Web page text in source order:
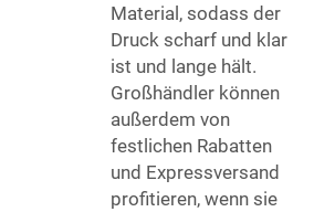
Material, sodass der
Druck scharf und klar
ist und lange hält.
Großhändler können
außerdem von
festlichen Rabatten
und Expressversand
profitieren, wenn sie